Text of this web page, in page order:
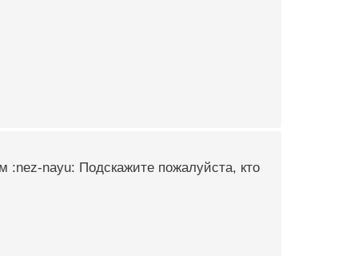
:nez-nayu: Подскажите пожалуйста, кто